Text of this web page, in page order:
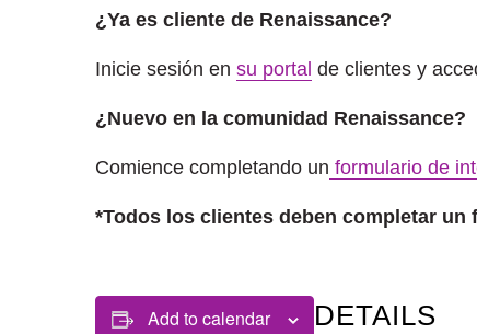
¿Ya es cliente de Renaissance?
Inicie sesión en su portal de clientes y
¿Nuevo en la comunidad Renaissance?
Comience completando un formulario de
*Todos los clientes deben completar
Add to calendar DETAILS